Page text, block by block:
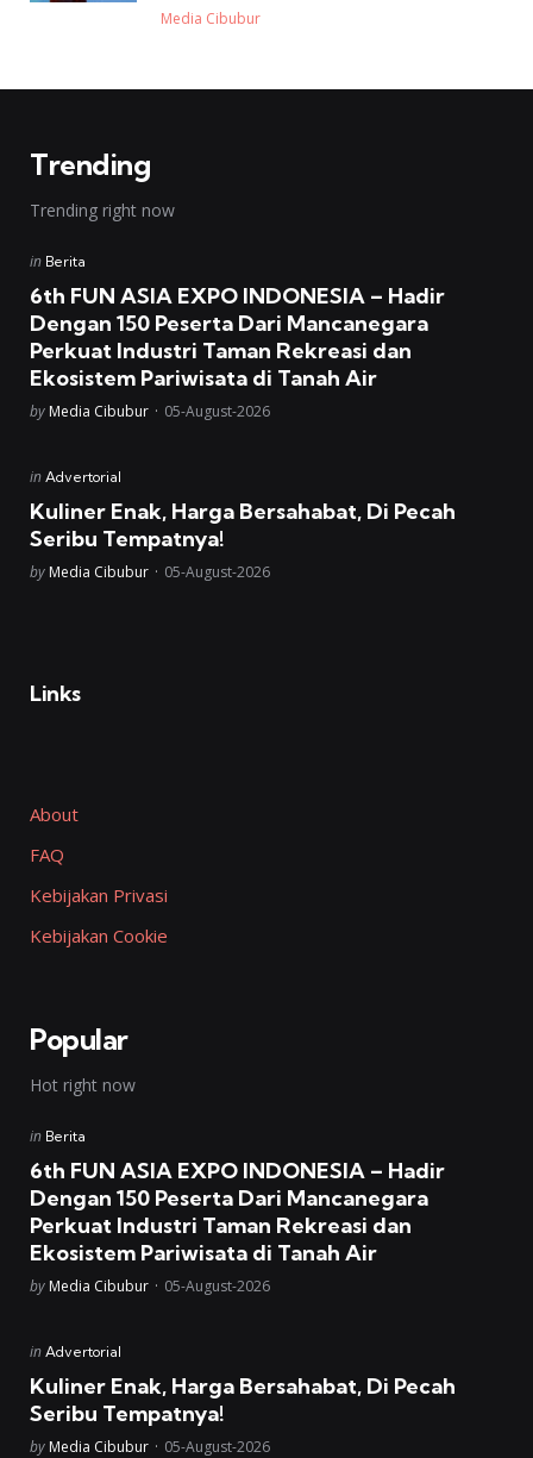
Posted
Media Cibubur
Trending
Trending right now
Posted
in Berita
6th FUN ASIA EXPO INDONESIA – Hadir
Dengan 150 Peserta Dari Mancanegara
Perkuat Industri Taman Rekreasi dan
Ekosistem Pariwisata di Tanah Air
Posted
by Media Cibubur 05-August-2026
Posted
in Advertorial
Kuliner Enak, Harga Bersahabat, Di Pecah
Seribu Tempatnya!
Posted
by Media Cibubur 05-August-2026
Links
About
FAQ
Kebijakan Privasi
Kebijakan Cookie
Popular
Hot right now
Posted
in Berita
6th FUN ASIA EXPO INDONESIA – Hadir
Dengan 150 Peserta Dari Mancanegara
Perkuat Industri Taman Rekreasi dan
Ekosistem Pariwisata di Tanah Air
Posted
by Media Cibubur 05-August-2026
Posted
in Advertorial
Kuliner Enak, Harga Bersahabat, Di Pecah
Seribu Tempatnya!
Posted
by Media Cibubur 05-August-2026